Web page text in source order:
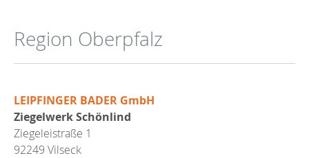
Region Oberpfalz
LEIPFINGER BADER GmbH
Ziegelwerk Schönlind
Ziegeleistraße 1
92249 Vilseck